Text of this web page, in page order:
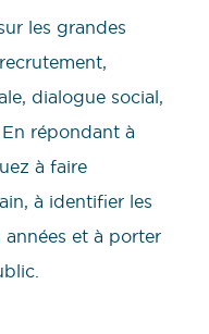
les grandes
dialogue social,
répondant à
à faire
à identifier les
et à porter